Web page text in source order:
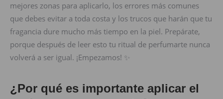
mejores zonas para aplicarlo, los errores más comunes
que debes evitar a toda costa y los trucos que harán que tu
fragancia dure mucho más tiempo en la piel. Prepárate,
porque después de leer esto tu ritual de perfumarte nunca
volverá a ser igual. ¡Empezamos! ✨
¿Por qué es importante aplicar el